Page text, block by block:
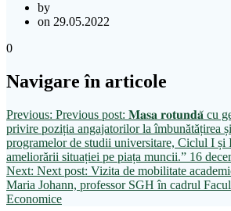
by
on 29.05.2022
0
Navigare în articole
Previous: Previous post: 𝐌𝐚𝐬𝐚 𝐫𝐨𝐭𝐮𝐧𝐝𝐚̆ cu
privire poziția angajatorilor la îmbunătățirea
programelor de studii universitare, Ciclul I și
ameliorării situației pe piața muncii.” 16
Next: Next post: Vizita de mobilitate
Maria Johann, professor SGH în cadrul
Economice